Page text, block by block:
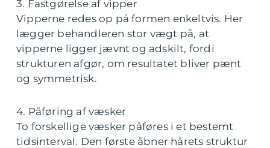
3. Fastgørelse af vipper
Vipperne redes op på formen enkeltvis. Her
lægger behandleren stor vægt på, at
vipperne ligger jævnt og adskilt, fordi
strukturen afgør, om resultatet bliver pænt
og symmetrisk.
4. Påføring af væsker
To forskellige væsker påføres i et bestemt
tidsinterval. Den første åbner hårets struktur